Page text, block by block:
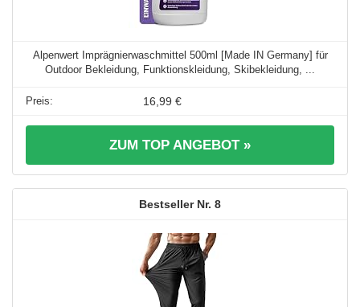
Alpenwert Imprägnierwaschmittel 500ml [Made IN Germany] für
Outdoor Bekleidung, Funktionskleidung, Skibekleidung, ...
16,99 €
ZUM TOP ANGEBOT »
8